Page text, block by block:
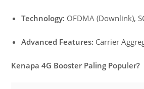
Technology: OFDMA (Downlink),
Advanced Features: Carrier
Kenapa 4G Booster Paling Populer?